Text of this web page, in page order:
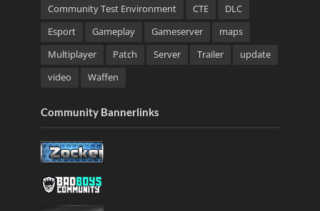
Community Test Environment
CTE
DLC
Esport
Gameplay Gameserver
maps
Multiplayer
Patch Server Trailer
update
video
Waffen
Community Bannerlinks